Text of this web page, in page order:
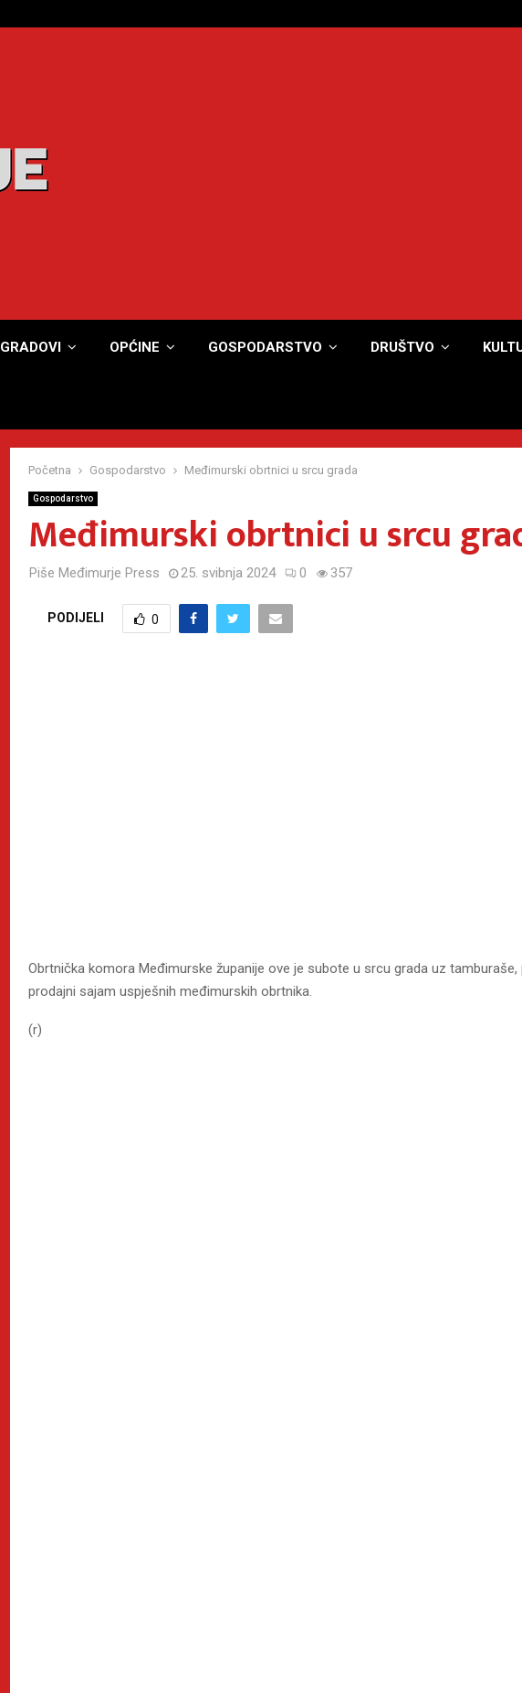
GRADOVI OPĆINE GOSPODARSTVO DRUŠTVO
Početna Gospodarstvo Međimurski obrtnici u srcu grada
Gospodarstvo
Međimurski obrtnici u srcu
Piše Međimurje Press 25. svibnja 2024 0 357
PODIJELI 0
Obrtnička komora Međimurske županije ove je subote u srcu grada uz tamburaše,
prodajni sajam uspješnih međimurskih obrtnika.
(r)